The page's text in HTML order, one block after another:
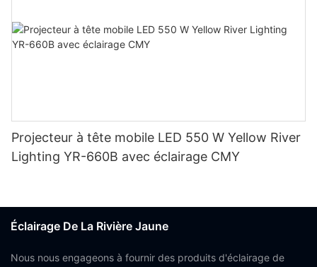
Projecteur à tête mobile LED 550 W Yellow River
Lighting YR-660B avec éclairage CMY
Éclairage De La Rivière Jaune
Nous nous engageons à fournir des produits d'éclairage de